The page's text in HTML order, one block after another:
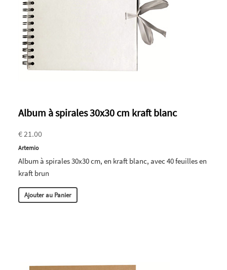
Album à spirales 30x30 cm kraft blanc
€ 21.00
Artemio
Album à spirales 30x30 cm, en kraft blanc, avec 40 feuilles en
kraft brun
Ajouter au Panier